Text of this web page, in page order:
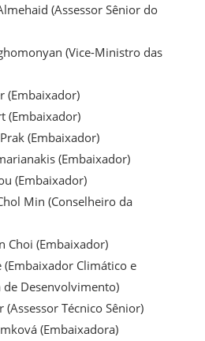
(Assessor Sênior do
(Vice-Ministro das
(Embaixador)
(Embaixador)
(Embaixador)
(Embaixador)
(Embaixador)
Min (Conselheiro da
Choi (Embaixador)
Climático e
Desenvolvimento)
Técnico Sênior)
(Embaixadora)